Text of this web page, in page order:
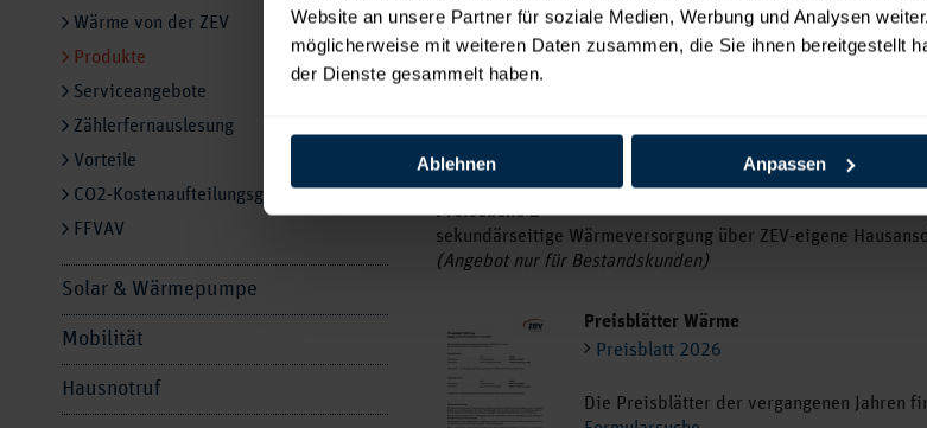
Website an unsere Partner für soziale Medien, Werbung und Analysen
möglicherweise mit weiteren Daten zusammen, die Sie ihnen bereitgestellt
der Dienste gesammelt haben.
Ablehnen Anpassen
Wärme von der ZEV
Produkte
Serviceangebote
Zählerfernauslesung
Vorteile
CO2-Kostenaufteilungsgesetz
FFVAV
Solar & Wärmepumpe
Mobilität
Hausnotruf
Selbstverständlich können Sie Ihren Bedarf
Kundenanlage regeln.
Preisebene 1
primärseitige Wärmeversorgung über kundeneigene
Preisebene 2
sekundärseitige Wärmeversorgung über ZEV-eigene
(Angebot nur für Bestandskunden)
Preisblätter Wärme
Preisblatt 2026
Die Preisblätter der vergangenen Jahren